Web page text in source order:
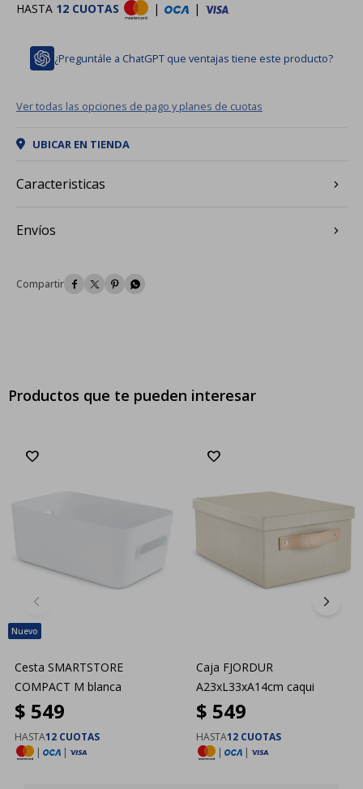
HASTA 12 CUOTAS | |
¿Preguntále a ChatGPT que ventajas tiene este producto?
Ver todas las opciones de pago y planes de cuotas
UBICAR EN TIENDA
Caracteristicas
Envíos
   
Productos que te pueden interesar
Cesta SMARTSTORE
COMPACT M blanca
$ 549
HASTA12 CUOTAS
|
|
Caja FJORDUR
A23xL33xA14cm caqui
$ 549
HASTA12 CUOTAS
|
|